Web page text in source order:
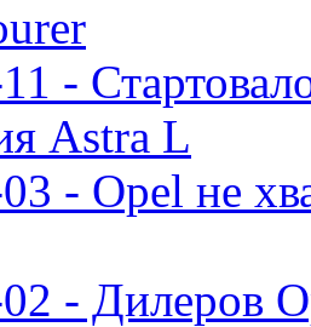
-
Astra L
- Opel не
- Дилеров